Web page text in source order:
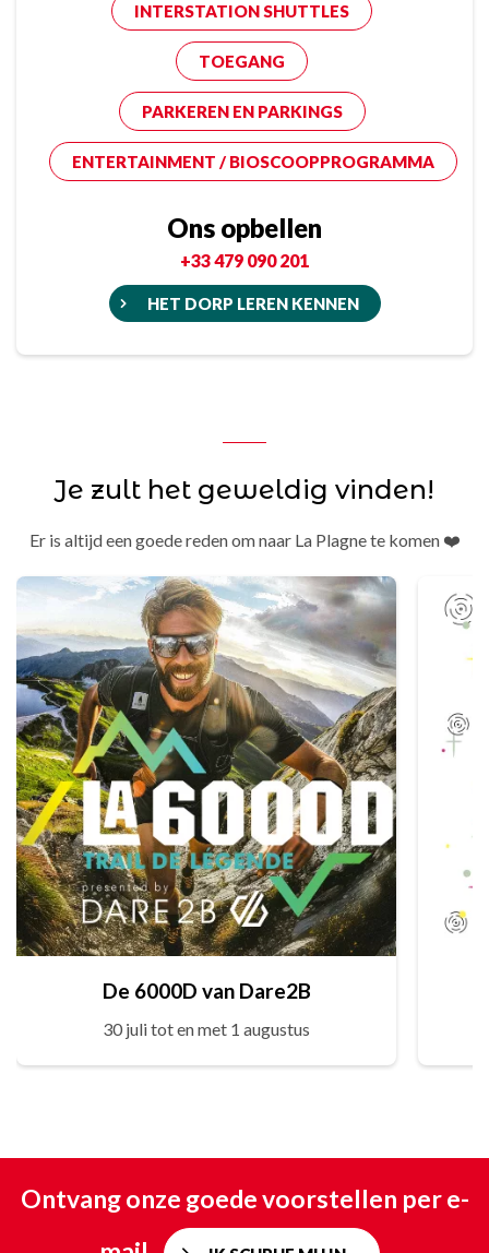
INTERSTATION SHUTTLES
TOEGANG
PARKEREN EN PARKINGS
ENTERTAINMENT / BIOSCOOPPROGRAMMA
Ons opbellen
+33 479 090 201
HET DORP LEREN KENNEN
Je zult het geweldig vinden!
Er is altijd een goede reden om naar La Plagne te komen ❤️
De 6000D van Dare2B
30 juli tot en met 1 augustus
Ontvang onze goede voorstellen per e-